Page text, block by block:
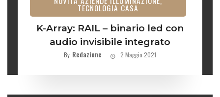
TECNOLOGIA CASA
K-Array: RAIL – binario led con
audio invisibile integrato
By Redazione 2 Maggio 2021